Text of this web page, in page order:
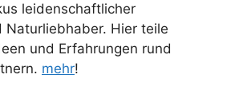
leidenschaftlicher
Naturliebhaber. Hier teile
und Erfahrungen rund
mehr!